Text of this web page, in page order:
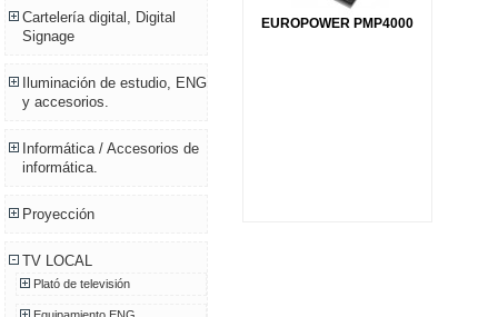
Cartelería digital, Digital
Signage
Iluminación de estudio, ENG
y accesorios.
Informática / Accesorios de
informática.
Proyección
TV LOCAL
Plató de televisión
EUROPOWER PMP4000